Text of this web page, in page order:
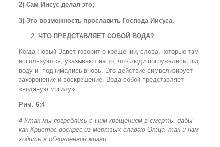
2) Сам Иисус делал это;
3) Это возможность прославить Господа Иисуса.
ЧТО ПРЕДСТАВЛЯЕТ СОБОЙ ВОДА?
Когда Новый Завет говорит о крещении, слова, которые там
используются, указывают на то, что люди погружались под
воду и поднимались вновь. Это действие символизирует
захоронение и воскрешение. Вода собой представляет
«водяную могилу».
Рим. 6:4
4 Итак мы погреблись с Ним крещением в смерть, дабы,
как Христос воскрес из мертвых славою Отца, так и нам
ходить в обновленной жизни.